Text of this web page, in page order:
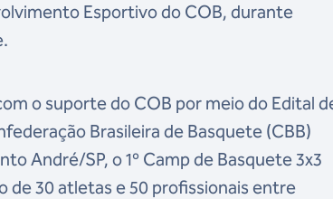
Esportivo do COB, durante
o suporte do COB por meio do Edital
Brasileira de Basquete (CBB)
André/SP, o 1º Camp de Basquete 3x3
de 30 atletas e 50 profissionais entre